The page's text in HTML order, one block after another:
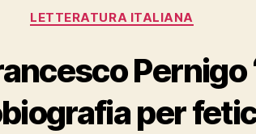
Categories
LETTERATURA ITALIANA
Pernigo
per